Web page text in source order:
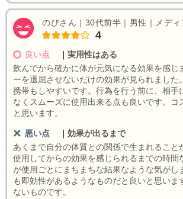
のびさん｜30代前半｜男性｜メデ
4
良い点
実用性はある
飲んでから確かに体が元気になる効果を感じ
ーを退屈させないだけの効果が見られました
携帯もしやすいです。行為を行う前に、相手
なくスムーズに使用出来る点も良いです。コ
と思います。
悪い点
効果が出るまで
あくまで自分の体質との関係で生まれること
使用してからの効果を感じられるまでの時間
が使用ごとにまちまちな結果なような気がし
も即効性があるようなものだと良いと思いま
ないものです。